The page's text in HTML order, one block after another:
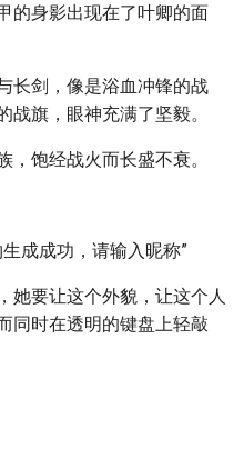
的身影出现在了叶卿的面
长剑，像是浴血冲锋的战
旗，眼神充满了坚毅。
饱经战火而长盛不衰。
成成功，请输入昵称”
她要让这个外貌，让这个人
同时在透明的键盘上轻敲